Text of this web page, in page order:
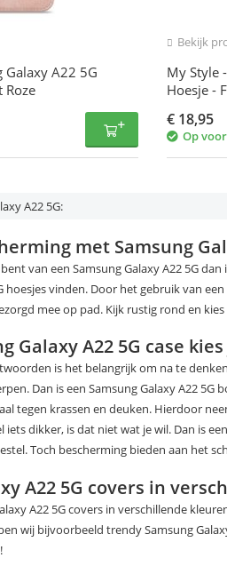
Galaxy A22 5G
Roze
Bekijk
My Style
Hoesje -
€ 18,95
Op
A22 5G:
met Samsung
van een Samsung Galaxy A22 5G
hoesjes vinden. Door het gebruik van
mee op pad. Kijk rustig rond en
Galaxy A22 5G case
is het belangrijk om na te
Dan is een Samsung Galaxy A22
tegen krassen en deuken. Hierdoor
iets dikker, is dat niet wat je wil. Dan is
Toch bescherming bieden aan het
A22 5G covers in
A22 5G covers in verschillende
wij bijvoorbeeld trendy Samsung